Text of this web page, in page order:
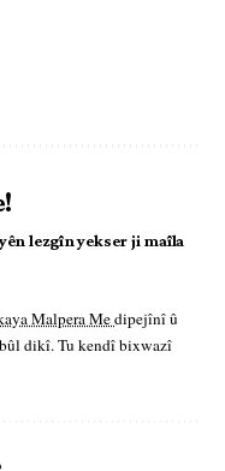
lezgîn yekser ji maîla
Malpera Medipejînî û
dikî. Tu kendî bixwazî